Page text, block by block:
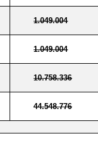
1.049.004
1.049.004
10.758.336
44.548.776